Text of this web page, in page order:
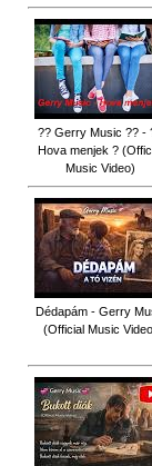
?? Gerry Music ?? -
Hova menjek ?
Music Video)
Dédapám - Gerry
(Official Music